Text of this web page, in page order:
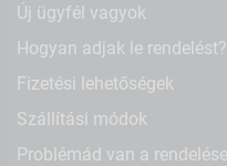
Új ügyfél vagyok
Hogyan adjak le rendelést?
Fizetési lehetőségek
Szállítási módok
Problémád van a